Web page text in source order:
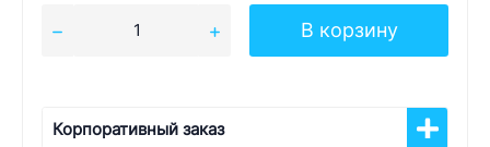
В корзину
Корпоративный заказ